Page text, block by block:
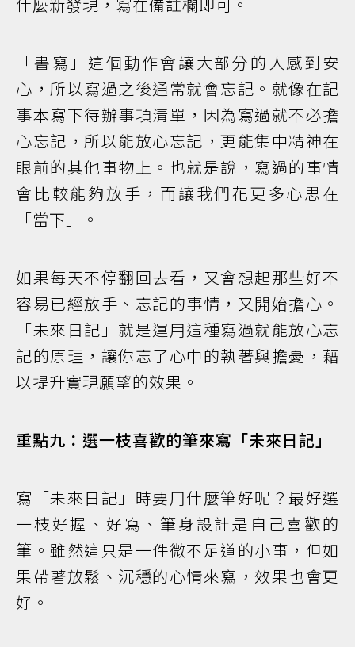
「書寫」這個動作會讓大部分的人感到安
心，所以寫過之後通常就會忘記。就像在記
事本寫下待辦事項清單，因為寫過就不必擔
心忘記，所以能放心忘記，更能集中精神在
眼前的其他事物上。也就是說，寫過的事情
會比較能夠放手，而讓我們花更多心思在
「當下」。
如果每天不停翻回去看，又會想起那些好不
容易已經放手、忘記的事情，又開始擔心。
「未來日記」就是運用這種寫過就能放心忘
記的原理，讓你忘了心中的執著與擔憂，藉
以提升實現願望的效果。
重點九：選一枝喜歡的筆來寫「未來日記」
寫「未來日記」時要用什麼筆好呢？最好選
一枝好握、好寫、筆身設計是自己喜歡的
筆。雖然這只是一件微不足道的小事，但如
果帶著放鬆、沉穩的心情來寫，效果也會更
好。